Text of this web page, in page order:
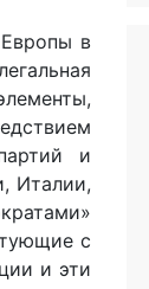
в
и
Италии,
с
и эти